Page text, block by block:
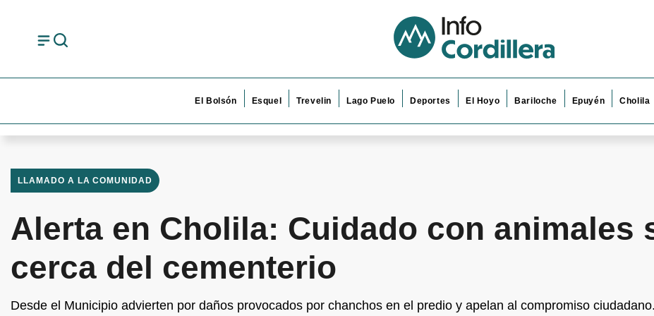
El Bolsón Esquel Trevelin Lago Puelo Deportes El Hoyo Bariloche Epuyén Cholila
LLAMADO A LA COMUNIDAD
Alerta en Cholila: Cuidado con animales
cerca del cementerio
Desde el Municipio advierten por daños provocados por chanchos en el predio y apelan al compromiso ciudadano.